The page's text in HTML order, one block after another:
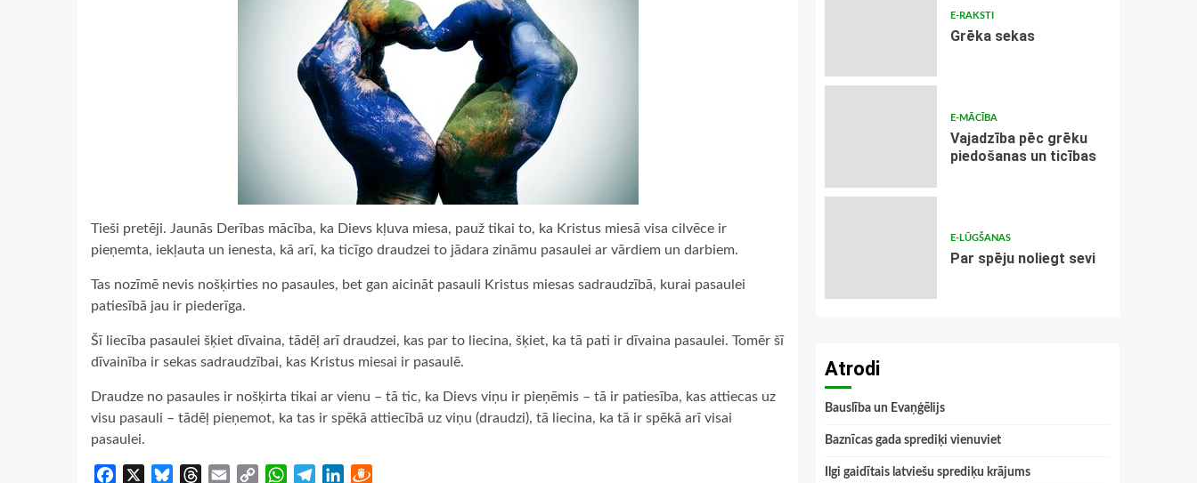
Tieši pretēji. Jaunās Derības mācība, ka Dievs kļuva miesa, pauž tikai to, ka Kristus miesā visa cilvēce ir
pieņemta, iekļauta un ienesta, kā arī, ka ticīgo draudzei to jādara zināmu pasaulei ar vārdiem un darbiem.
Tas nozīmē nevis nošķirties no pasaules, bet gan aicināt pasauli Kristus miesas sadraudzībā, kurai pasaulei
patiesībā jau ir piederīga.
Šī liecība pasaulei šķiet dīvaina, tādēļ arī draudzei, kas par to liecina, šķiet, ka tā pati ir dīvaina pasaulei. Tomēr šī
dīvainība ir sekas sadraudzībai, kas Kristus miesai ir pasaulē.
Draudze no pasaules ir nošķirta tikai ar vienu – tā tic, ka Dievs viņu ir pieņēmis – tā ir patiesība, kas attiecas uz
visu pasauli – tādēļ pieņemot, ka tas ir spēkā attiecībā uz viņu (draudzi), tā liecina, ka tā ir spēkā arī visai
pasaulei.
Facebook BlueskyThreads
Email
Copy
WhatsApp
TelegramLinkedIn
E-RAKSTI
Grēka sekas
E-MĀCĪBA
Vajadzība pēc grēku
piedošanas un ticības
E-LŪGŠANAS
Par spēju noliegt sevi
Atrodi
Bauslība un Evaņģēlijs
Baznīcas gada sprediķi vienuviet
Ilgi gaidītais latviešu sprediķu krājums